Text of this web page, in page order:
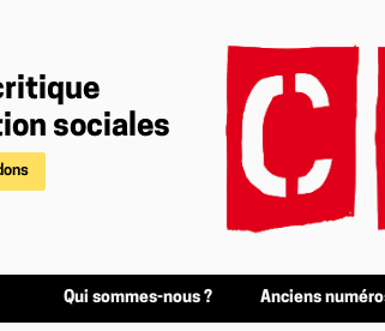
sociales
Qui sommes-nous ? Anciens